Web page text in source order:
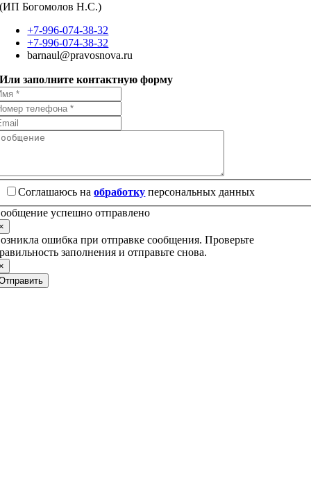
(ИП Богомолов Н.С.)
+7-996-074-38-32
+7-996-074-38-32
barnaul@pravosnova.ru
Или заполните контактную форму
Соглашаюсь наобработку персональных данных
успешно отправлено
ошибка при отправке сообщения. Проверьте
заполнения и отправьте снова.